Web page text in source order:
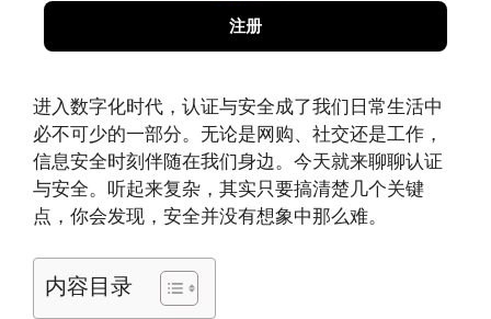
注册
进入数字化时代，认证与安全成了我们日常生活中
必不可少的一部分。无论是网购、社交还是工作，
信息安全时刻伴随在我们身边。今天就来聊聊认证
与安全。听起来复杂，其实只要搞清楚几个关键
点，你会发现，安全并没有想象中那么难。
内容目录